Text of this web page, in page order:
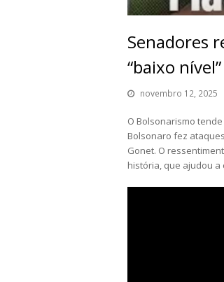
Senadores
“baixo
novembro 12, 2025
O Bolsonarismo
Bolsonaro fez
Gonet. O
história, que ajudou a